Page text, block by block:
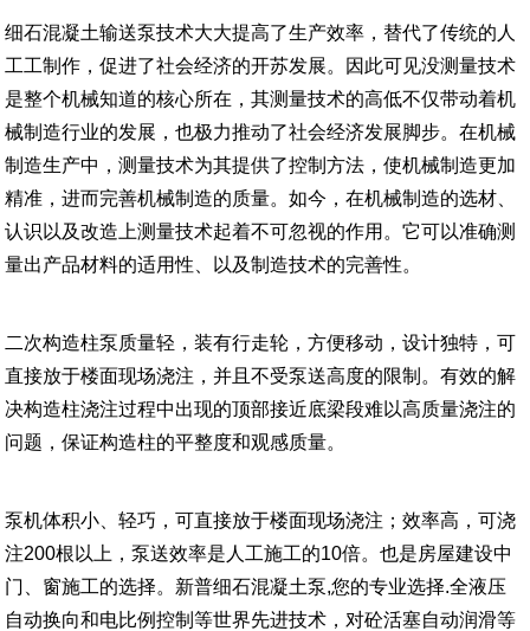
细石混凝土输送泵技术大大提高了生产效率，替代了传统的人
工工制作，促进了社会经济的开苏发展。因此可见没测量技术
是整个机械知道的核心所在，其测量技术的高低不仅带动着机
械制造行业的发展，也极力推动了社会经济发展脚步。在机械
制造生产中，测量技术为其提供了控制方法，使机械制造更加
精准，进而完善机械制造的质量。如今，在机械制造的选材、
认识以及改造上测量技术起着不可忽视的作用。它可以准确测
量出产品材料的适用性、以及制造技术的完善性。
二次构造柱泵质量轻，装有行走轮，方便移动，设计独特，可
直接放于楼面现场浇注，并且不受泵送高度的限制。有效的解
决构造柱浇注过程中出现的顶部接近底梁段难以高质量浇注的
问题，保证构造柱的平整度和观感质量。
泵机体积小、轻巧，可直接放于楼面现场浇注；效率高，可浇
注200根以上，泵送效率是人工施工的10倍。也是房屋建设中
门、窗施工的选择。新普细石混凝土泵,您的专业选择.全液压
自动换向和电比例控制等世界先进技术，对砼活塞自动润滑等